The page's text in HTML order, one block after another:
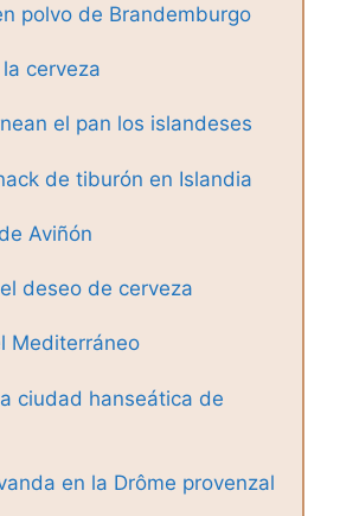
polvo de Brandemburgo
cerveza
el pan los islandeses
de tiburón en Islandia
Aviñón
deseo de cerveza
Mediterráneo
ciudad hanseática de
en la Drôme provenzal